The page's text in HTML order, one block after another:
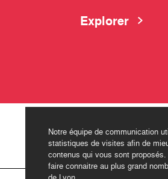
Notre équipe de communication
statistiques de visites afin de
contenus qui vous sont
faire connaitre au plus grand
Explorer